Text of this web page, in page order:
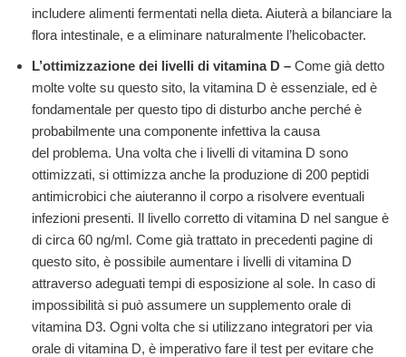
includere alimenti fermentati nella dieta. Aiuterà a bilanciare la
flora intestinale, e a eliminare naturalmente l’helicobacter.
L’ottimizzazione dei livelli di vitamina D – Come già detto
molte volte su questo sito, la vitamina D è essenziale, ed è
fondamentale per questo tipo di disturbo anche perché è
probabilmente una componente infettiva la causa
del problema. Una volta che i livelli di vitamina D sono
ottimizzati, si ottimizza anche la produzione di 200 peptidi
antimicrobici che aiuteranno il corpo a risolvere eventuali
infezioni presenti. Il livello corretto di vitamina D nel sangue è
di circa 60 ng/ml. Come già trattato in precedenti pagine di
questo sito, è possibile aumentare i livelli di vitamina D
attraverso adeguati tempi di esposizione al sole. In caso di
impossibilità si può assumere un supplemento orale di
vitamina D3. Ogni volta che si utilizzano integratori per via
orale di vitamina D, è imperativo fare il test per evitare che